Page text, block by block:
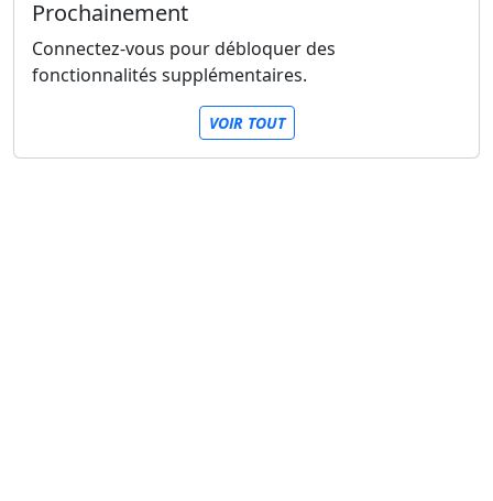
Prochainement
Connectez-vous pour débloquer des
fonctionnalités supplémentaires.
VOIR TOUT